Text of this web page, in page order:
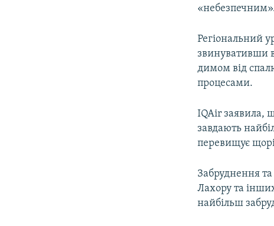
Регіональний
звинувативши
димом від
процесами.
IQAir заявила,
завдають
перевищує
Забруднення
Лахору та
найбільш